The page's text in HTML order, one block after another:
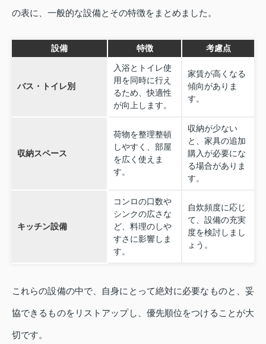
の表に、一般的な設備とその特徴をまとめました。
設備 特徴 考慮点
バス・トイレ別
入浴とトイレ使
用を同時に行え
るため、快適性
が向上します。
家賃が高くなる
傾向がありま
す。
収納スペース
荷物を整理整頓
しやすく、部屋
を広く使えま
す。
収納が少ない
と、家具の追加
購入が必要にな
る場合がありま
す。
キッチン設備
コンロの口数や
シンクの広さな
ど、料理のしや
すさに影響しま
す。
自炊頻度に応じ
て、設備の充実
度を検討しまし
ょう。
これらの設備の中で、自身にとって絶対に必要なものと、妥
協できるものをリストアップし、優先順位をつけることが大
切です。